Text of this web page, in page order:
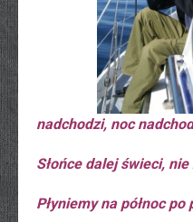
nadchodzi, noc
Słońce dalej świeci,
Płyniemy na północ po